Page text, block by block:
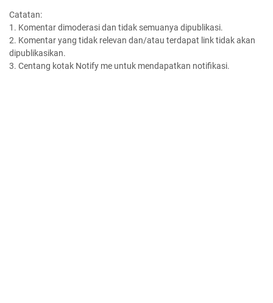
Catatan:
1. Komentar dimoderasi dan tidak semuanya dipublikasi.
2. Komentar yang tidak relevan dan/atau terdapat link tidak akan
dipublikasikan.
3. Centang kotak Notify me untuk mendapatkan notifikasi.